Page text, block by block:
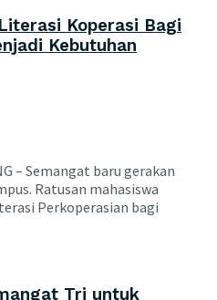
Koperasi Bagi
Kebutuhan
– Semangat baru gerakan
Ratusan mahasiswa
Perkoperasian bagi
Tri untuk